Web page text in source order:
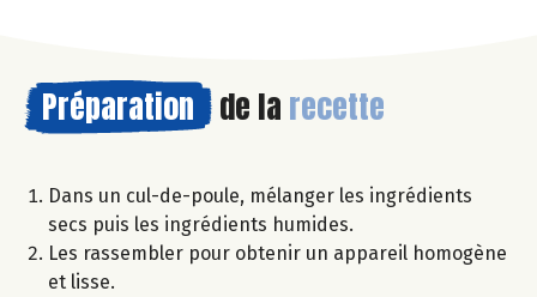
Préparation de la recette
Dans un cul-de-poule, mélanger les ingrédients
secs puis les ingrédients humides.
Les rassembler pour obtenir un appareil homogène
et lisse.